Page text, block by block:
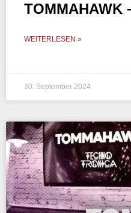
TOMMAHAWK
WEITERLESEN »
30. September 2024